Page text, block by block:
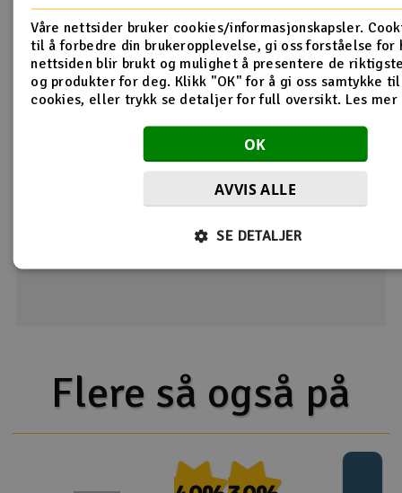
Har ikke brukt produktet enda. Men jeg vil gi en stor
applaus for rask levering. Jeg bestilte den 11 November
og mottok pakken den 12 November. Det er imponerende.
Dette hjalp meg 2 1
Viser 1 /1tilbakemeldinger
Gi din tilbakemelding
Flere så også på
Våre nettsider bruker cookies/informasjonskapsler.
til å forbedre din brukeropplevelse, gi oss forståelse for
nettsiden blir brukt og mulighet å presentere de
og produkter for deg. Klikk "OK" for å gi oss samtykke
cookies, eller trykk se detaljer for full oversikt. Les mer
OK
AVVIS ALLE
SE DETALJER